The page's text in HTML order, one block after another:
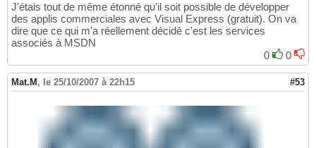
J'étais tout de même étonné qu'il soit possible de développer
des applis commerciales avec Visual Express (gratuit). On va
dire que ce qui m'a réellement décidé c'est les services
associés à MSDN
0
0
Mat.M , le 25/10/2007 à 22h15 #53